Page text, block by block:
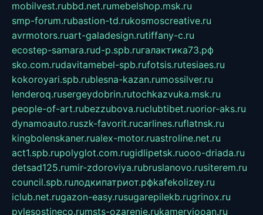
mobilvest.rubbd.net.rumebelshop.msk.ru
smp-forum.rubastion-td.rukosmoscreative.ru
avrmotors.ruart-galadesign.rutiffany-c.ru
ecostep-samara.rud-p.spb.ruгалактика73.рф
sko.com.rudavitamebel-spb.rufotsis.rutesiaes.ru
kokoroyari.spb.rublesna-kazan.rumossilver.ru
lenderoq.rusergeydobrin.rutochkazvuka.msk.ru
people-of-art.rubezzubova.ruclubtibet.ruorior-aks.ru
dynamoauto.ruszk-favorit.rucarlines.ruflatnsk.ru
kingbolenskaner.rualex-motor.ruastroline.net.ru
act1.spb.rupolyglot.com.rugidlipetsk.ruooo-driada.ru
detsad125.rumir-zdoroviya.rubruslanovo.rusiterem.ru
council.spb.ruлодкипатриот.рфkafekolizey.ru
iclub.net.rugazon-easy.rusugarepilekb.rugrinox.ru
pylesostineco.rumsts-ozarenie.rukameryjooan.ru